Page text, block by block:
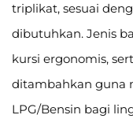
triplikat, sesuai
dibutuhkan. Jenis
kursi ergonomis,
ditambahkan guna
LPG/Bensin bagi